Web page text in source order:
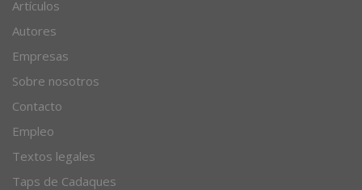
Artículos
Autores
Empresas
Sobre nosotros
Contacto
Empleo
Textos legales
Taps de Cadaques